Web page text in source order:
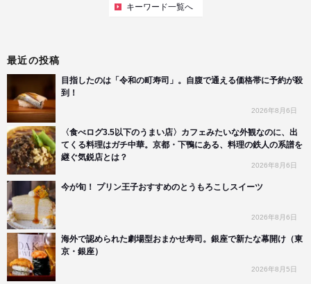
キーワード一覧へ
最近の投稿
目指したのは「令和の町寿司」。自腹で通える価格帯に予約が殺
到！
2026年8月6日
〈食べログ3.5以下のうまい店〉カフェみたいな外観なのに、出
てくる料理はガチ中華。京都・下鴨にある、料理の鉄人の系譜を
継ぐ気鋭店とは？
2026年8月6日
今が旬！ プリン王子おすすめのとうもろこしスイーツ
2026年8月6日
海外で認められた劇場型おまかせ寿司。銀座で新たな幕開け（東
京・銀座）
2026年8月5日